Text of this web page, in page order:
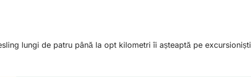
lungi de patru până la opt kilometri îi așteaptă pe